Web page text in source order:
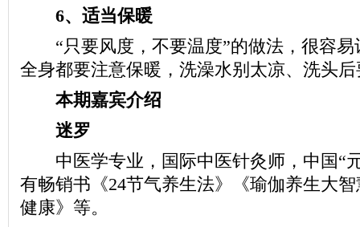
6、适当保暖
“只要风度，不要温度”的做法，很容易
全身都要注意保暖，洗澡水别太凉、洗头
本期嘉宾介绍
迷罗
中医学专业，国际中医针灸师，中国“
有畅销书《24节气养生法》《瑜伽养生大
健康》等。